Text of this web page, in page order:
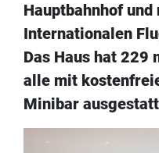
Hauptbahnhof
Internationalen
Das Haus hat 229
alle mit
Minibar